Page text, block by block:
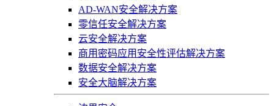
AD-WAN安全解决方案
零信任安全解决方案
云安全解决方案
商用密码应用安全性评估解决方案
数据安全解决方案
安全大脑解决方案